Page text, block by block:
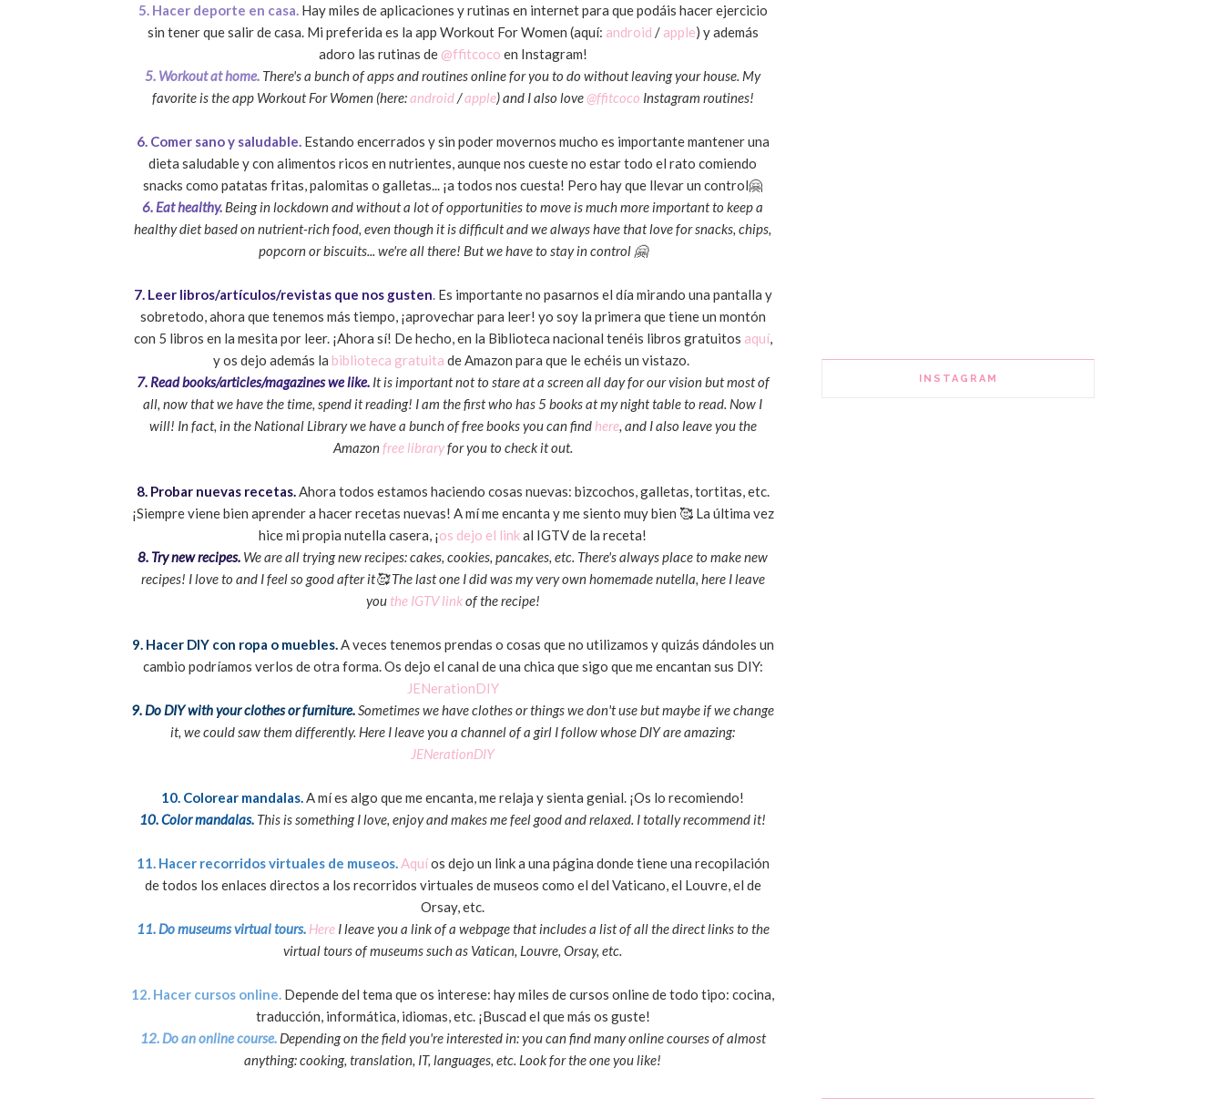
5. Hacer deporte en casa.Hay miles de aplicaciones y rutinas en internet para que podáis hacer ejercicio
sin tener que salir de casa. Mi preferida es la app Workout For Women (aquí: android / apple) y además
adoro las rutinas de @ffitcoco en Instagram!
5. Workout at home. There's a bunch of apps and routines online for you to do without leaving your house. My
favorite is the app Workout For Women (here:android/apple) and I also love@ffitcoco Instagram routines!
6. Comer sano y saludable. Estando encerrados y sin poder movernos mucho es importante mantener una
dieta saludable y con alimentos ricos en nutrientes, aunque nos cueste no estar todo el rato comiendo
snacks como patatas fritas, palomitas o galletas... ¡a todos nos cuesta! Pero hay que llevar un control🤗
6. Eat healthy. Being in lockdown and without a lot of opportunities to move is much more important to keep a
healthy diet based on nutrient-rich food, even though it is difficult and we always have that love for snacks, chips,
popcorn or biscuits... we're all there! But we have to stay in control 🤗
7. Leer libros/artículos/revistas que nos gusten.Es importante no pasarnos el día mirando una pantalla y
sobretodo, ahora que tenemos más tiempo, ¡aprovechar para leer! yo soy la primera que tiene un montón
con 5 libros en la mesita por leer. ¡Ahora sí! De hecho, en la Biblioteca nacional tenéis libros gratuitos aquí,
y os dejo además la biblioteca gratuita de Amazon para que le echéis un vistazo.
7. Read books/articles/magazines we like.It is important not to stare at a screen all day for our vision but most of
all, now that we have the time, spend it reading! I am the first who has 5 books at my night table to read. Now I
will! In fact, in the National Library we have a bunch of free books you can find here, and I also leave you the
Amazonfree libraryfor you to check it out.
8. Probar nuevas recetas.Ahora todos estamos haciendo cosas nuevas: bizcochos, galletas, tortitas, etc.
¡Siempre viene bien aprender a hacer recetas nuevas! A mí me encanta y me siento muy bien 🥰 La última vez
hice mi propia nutella casera, ¡os dejo el linkal IGTV de la receta!
8. Try new recipes. We are all trying new recipes: cakes, cookies, pancakes, etc. There's always place to make new
recipes! I love to and I feel so good after it🥰 The last one I did was my very own homemade nutella, here I leave
you the IGTV linkof the recipe!
9. Hacer DIY con ropa o muebles.A veces tenemos prendas o cosas que no utilizamos y quizás dándoles un
cambio podríamos verlos de otra forma. Os dejo el canal de una chica que sigo que me encantan sus DIY:
JENerationDIY
9. Do DIY with your clothes or furniture.Sometimes we have clothes or things we don't use but maybe if we change
it, we could saw them differently. Here I leave you a channel of a girl I follow whose DIY are amazing:
JENerationDIY
10. Colorear mandalas.A mí es algo que me encanta, me relaja y sienta genial. ¡Os lo recomiendo!
10. Color mandalas. This is something I love, enjoy and makes me feel good and relaxed. I totally recommend it!
11. Hacer recorridos virtuales de museos.Aquíos dejo un link a una página donde tiene una recopilación
de todos los enlaces directos a los recorridos virtuales de museos como el del Vaticano, el Louvre, el de
Orsay, etc.
11. Do museums virtual tours. Here I leave you a link of a webpage that includes a list of all the direct links to the
virtual tours of museums such as Vatican, Louvre, Orsay, etc.
12. Hacer cursos online. Depende del tema que os interese: hay miles de cursos online de todo tipo: cocina,
traducción, informática, idiomas, etc. ¡Buscad el que más os guste!
12. Do an online course. Depending on the field you're interested in: you can find many online courses of almost
anything: cooking, translation, IT, languages, etc. Look for the one you like!
INSTAGRAM